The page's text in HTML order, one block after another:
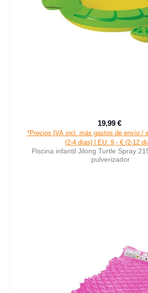
Precio de
19,99 €
*Precios IVA incl. más gastos de envío /
(2-4 días) | EU: 9,- € (2-12
Piscina infantil Jilong Turtle Spray
pulverizador